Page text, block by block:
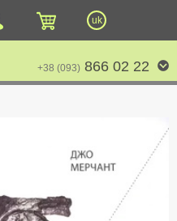
uk
+38 (093) 866 02 22